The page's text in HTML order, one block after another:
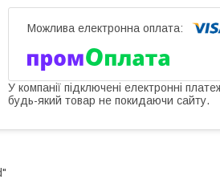
У компанії підключені електронні
будь-який товар не покидаючи сайту.